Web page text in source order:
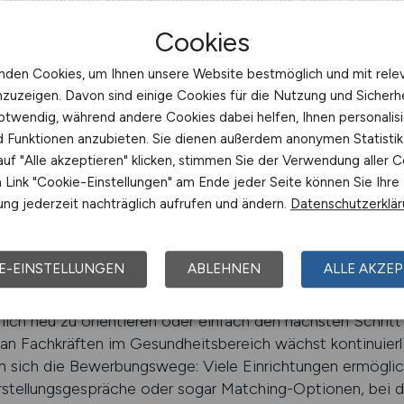
wenn Mitarbeitende nicht ausgebrannt
in der Physiotherapie oder in der medizinischen
Unterstützung bei der Spezialisierung
nach Elternzeit oder Krankheit ist in vielen
und begleitenden Angeboten. Unsere
klar und ohne leere Versprechungen.
einen Beruf, der gebraucht
neu zu orientieren oder einfach den nächsten
Fachkräften im Gesundheitsbereich wächst
sich die Bewerbungswege: Viele Einrichtungen
oder sogar Matching-Optionen, bei
Cookies
Cookies, um Ihnen unsere Website bestmöglich und mit
Davon sind einige Cookies für die Nutzung und
während andere Cookies dabei helfen, Ihnen
Funktionen anzubieten. Sie dienen außerdem anonymen
"Alle akzeptieren" klicken, stimmen Sie der Verwendung aller
"Cookie-Einstellungen" am Ende jeder Seite können Sie Ihre
jederzeit nachträglich aufrufen und ändern.
EINSTELLUNGEN ABLEHNEN ALLE